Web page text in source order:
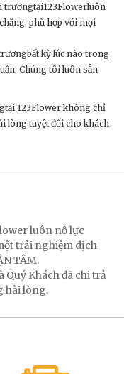
trươngtại123Flowerluôn
phù hợp với mọi
kỳ lúc nào trong
Chúng tôi luôn sẵn
123Flower không chỉ
lòng tuyệt đối cho khách
luôn nỗ lực
trải nghiệm dịch
TÂM.
Quý Khách đã chi trả
hài lòng.